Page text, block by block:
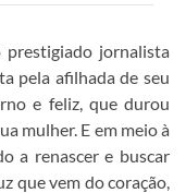
prestigiado jornalista
pela afilhada de seu
e feliz, que durou
mulher. E em meio à
a renascer e buscar
que vem do coração,